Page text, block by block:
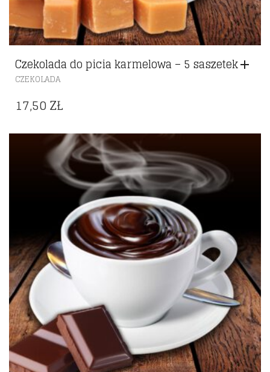
Czekolada do picia karmelowa – 5 saszetek
CZEKOLADA
17,50ZŁ